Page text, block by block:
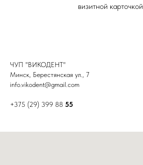
визитной карточкой.
ЧУП "ВИКОДЕНТ"
Минск, Берестянская ул., 7
info.vikodent@gmail.com
+375 (29) 399 88 55